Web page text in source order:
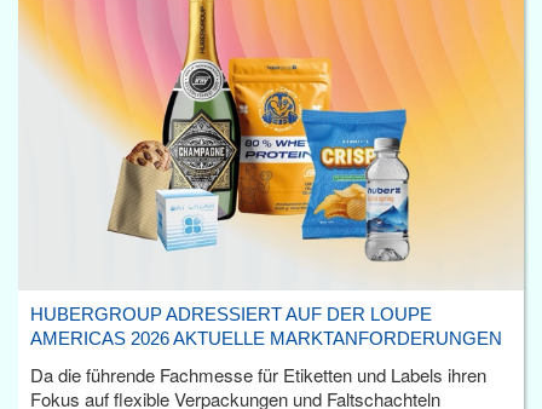
HUBERGROUP ADRESSIERT AUF DER LOUPE
AMERICAS 2026 AKTUELLE MARKTANFORDERUNGEN
Da die führende Fachmesse für Etiketten und Labels ihren
Fokus auf flexible Verpackungen und Faltschachteln